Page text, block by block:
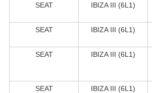
SEAT
IBIZA III (6L1)
SEAT
IBIZA III (6L1)
SEAT
IBIZA III (6L1)
SEAT
IBIZA III (6L1)